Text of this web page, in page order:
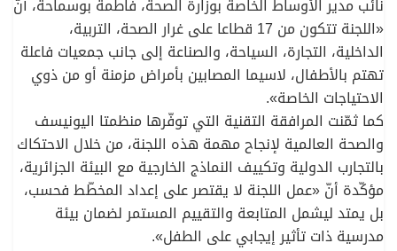
نائب مدير الأوساط الخاصة بوزارة الصحة، فاطمة بوسماحة، أنّ
«اللجنة تتكون من 17 قطاعا على غرار الصحة، التربية،
الداخلية، التجارة، السياحة، والصناعة إلى جانب جمعيات فاعلة
تهتم بالأطفال، لاسيما المصابين بأمراض مزمنة أو من ذوي
الاحتياجات الخاصة».
كما ثمّنت المرافقة التقنية التي توفّرها منظمتا اليونيسف
والصحة العالمية لإنجاح مهمة هذه اللجنة، من خلال الاحتكاك
بالتجارب الدولية وتكييف النماذج الخارجية مع البيئة الجزائرية،
مؤكّدة أنّ «عمل اللجنة لا يقتصر على إعداد المخطّط فحسب،
بل يمتد ليشمل المتابعة والتقييم المستمر لضمان بيئة
مدرسية ذات تأثير إيجابي على الطفل».